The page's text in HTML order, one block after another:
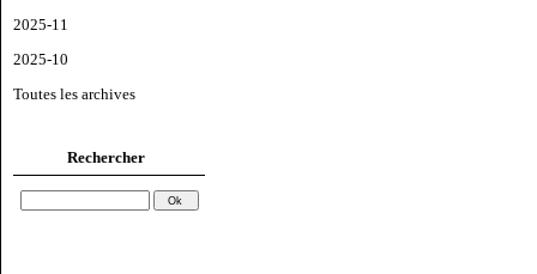
2025-11
2025-10
Toutes les archives
Rechercher